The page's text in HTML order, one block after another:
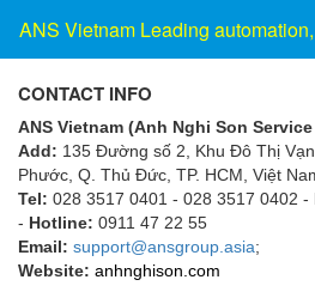
Finna Sensors Vietnam
Fireye
Fischer
Fisher
FISO Vietnam
FLENDER
Flexaust
Flexim
ANS Vietnam Leading
CONTACT INFO
ANS Vietnam (Anh Nghi Son
Add: 135 Đường số 2, Khu Đô Thị
Phước, Q. Thủ Đức, TP. HCM , Việt
Tel: 028 3517 0401 - 028 3517 0402 -
- Hotline: 0911 47 22 55
Email: support@ansgroup.asia;
Website: anhnghison.com